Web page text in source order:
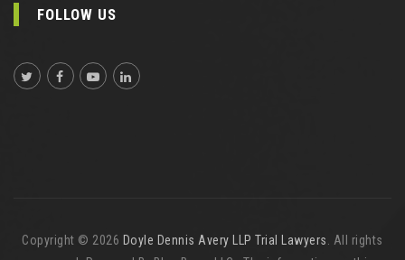
FOLLOW US
Copyright © 2026 Doyle Dennis Avery LLP Trial Lawyers
. All rights